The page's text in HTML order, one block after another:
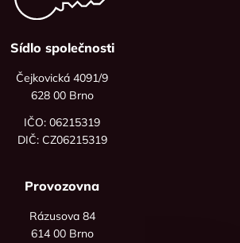
Sídlo společnosti
Čejkovická 4091/9
628 00 Brno
IČO: 06215319
DIČ: CZ06215319
Provozovna
Rázusova 84
614 00 Brno